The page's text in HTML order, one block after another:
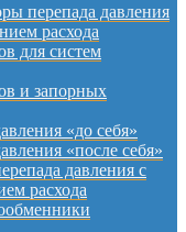
перепада давления
расхода
для систем
и запорных
«до себя»
«после себя»
давления с
расхода